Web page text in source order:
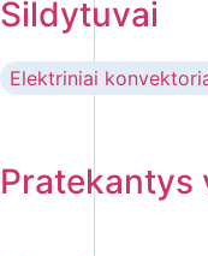
Šildytuvai
Elektriniai
Pratekantys